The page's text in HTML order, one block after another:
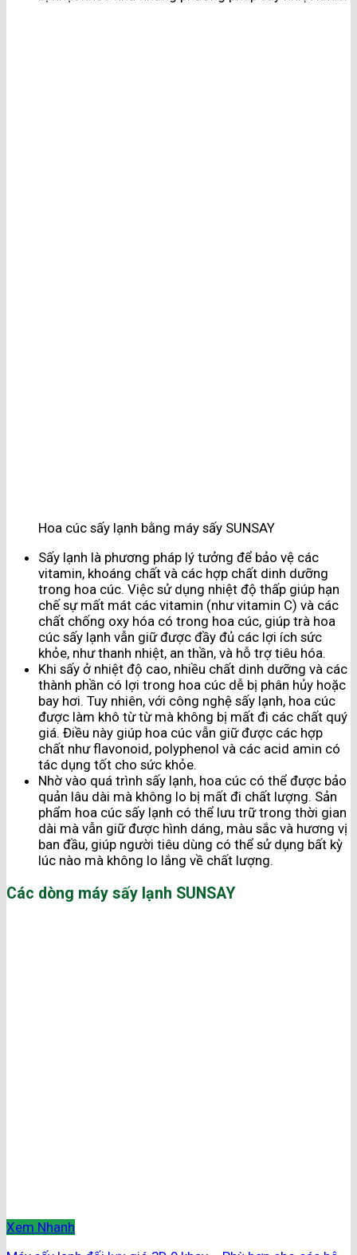
Hoa cúc sấy lạnh bằng máy sấy SUNSAY
Sấy lạnh là phương pháp lý tưởng để bảo vệ các
vitamin, khoáng chất và các hợp chất dinh dưỡng
trong hoa cúc. Việc sử dụng nhiệt độ thấp giúp hạn
chế sự mất mát các vitamin (như vitamin C) và các
chất chống oxy hóa có trong hoa cúc, giúp trà hoa
cúc sấy lạnh vẫn giữ được đầy đủ các lợi ích sức
khỏe, như thanh nhiệt, an thần, và hỗ trợ tiêu hóa.
Khi sấy ở nhiệt độ cao, nhiều chất dinh dưỡng và các
thành phần có lợi trong hoa cúc dễ bị phân hủy hoặc
bay hơi. Tuy nhiên, với công nghệ sấy lạnh, hoa cúc
được làm khô từ từ mà không bị mất đi các chất quý
giá. Điều này giúp hoa cúc vẫn giữ được các hợp
chất như flavonoid, polyphenol và các acid amin có
tác dụng tốt cho sức khỏe.
Nhờ vào quá trình sấy lạnh, hoa cúc có thể được bảo
quản lâu dài mà không lo bị mất đi chất lượng. Sản
phẩm hoa cúc sấy lạnh có thể lưu trữ trong thời gian
dài mà vẫn giữ được hình dáng, màu sắc và hương vị
ban đầu, giúp người tiêu dùng có thể sử dụng bất kỳ
lúc nào mà không lo lắng về chất lượng.
Các dòng máy sấy lạnh SUNSAY
Xem Nhanh